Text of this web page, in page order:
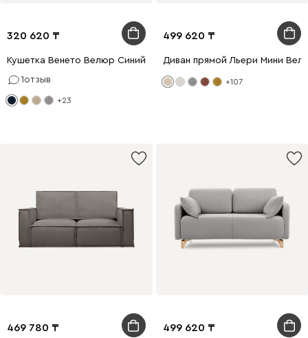
320 620
Кушетка Венето Велюр Синий
1отзыв
+23
499 620
Диван прямой Льери Мини
+107
469 780 499 620